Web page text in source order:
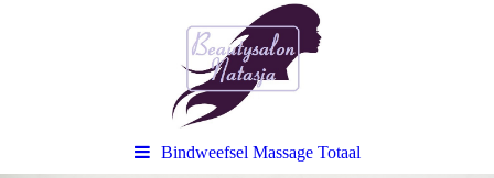
Bindweefsel Massage Totaal